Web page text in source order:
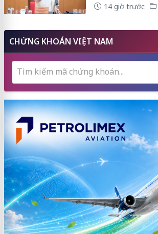
14 giờ trước
CHỨNG KHOÁN VIỆT NAM
Tìm kiếm mã chứng khoán...